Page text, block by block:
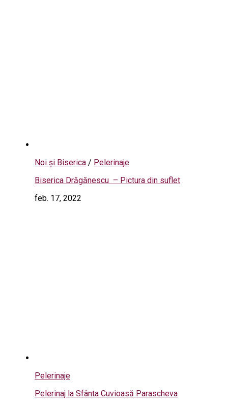
Noi și Biserica / Pelerinaje
Biserica Drăgănescu – Pictura din suflet
feb. 17, 2022
Pelerinaje
Pelerinaj la Sfânta Cuvioasă Parascheva